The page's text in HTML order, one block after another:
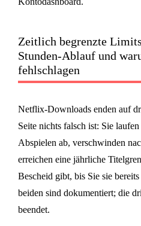
Zeitlich begrenzte
Stunden-Ablauf und
fehlschlagen
Netflix-Downloads enden auf
Seite nichts falsch ist: Sie
Abspielen ab, verschwinden
erreichen eine jährliche
Bescheid gibt, bis Sie sie
beiden sind dokumentiert; die
beendet.